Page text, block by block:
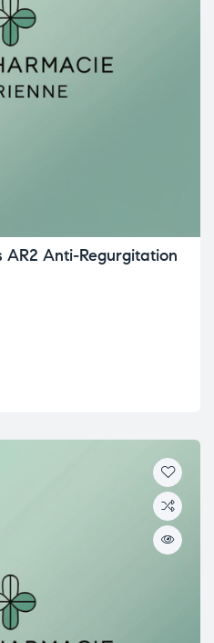
AR2 Anti-Regurgitation